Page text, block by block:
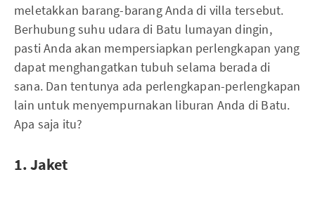
meletakkan barang-barang Anda di villa tersebut.
Berhubung suhu udara di Batu lumayan dingin,
pasti Anda akan mempersiapkan perlengkapan yang
dapat menghangatkan tubuh selama berada di
sana. Dan tentunya ada perlengkapan-perlengkapan
lain untuk menyempurnakan liburan Anda di Batu.
Apa saja itu?
1. Jaket